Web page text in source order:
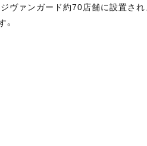
ヴァンガード約70店舗に設置さ